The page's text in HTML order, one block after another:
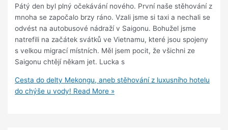
Pátý den byl plný očekávání nového. První naše stěhování z
mnoha se započalo brzy ráno. Vzali jsme si taxi a nechali se
odvést na autobusové nádraží v Saigonu. Bohužel jsme
natrefili na začátek svátků ve Vietnamu, které jsou spojeny
s velkou migrací místních. Měl jsem pocit, že všichni ze
Saigonu chtějí někam jet. Lucka s
Cesta do delty Mekongu, aneb stěhování z luxusního hotelu
do chýše u vody! Read More »